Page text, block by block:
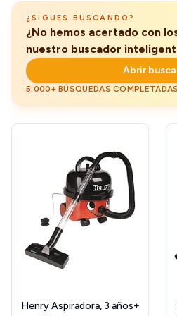
¿SIGUES BUSCANDO?
¿No hemos acertado con
nuestro buscador
Abrir
5.000+ BÚSQUEDAS
Henry Aspiradora, 3 años+